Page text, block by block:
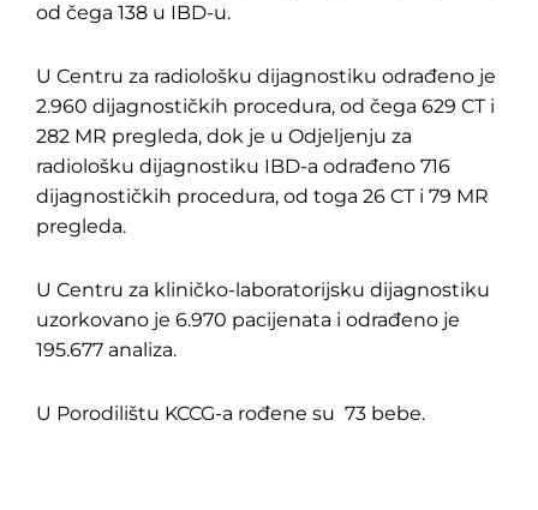
od čega 138 u IBD-u.
U Centru za radiološku dijagnostiku odrađeno je
2.960 dijagnostičkih procedura, od čega 629 CT i
282 MR pregleda, dok je u Odjeljenju za
radiološku dijagnostiku IBD-a odrađeno 716
dijagnostičkih procedura, od toga 26 CT i 79 MR
pregleda.
U Centru za kliničko-laboratorijsku dijagnostiku
uzorkovano je 6.970 pacijenata i odrađeno je
195.677 analiza.
U Porodilištu KCCG-a rođene su 73 bebe.